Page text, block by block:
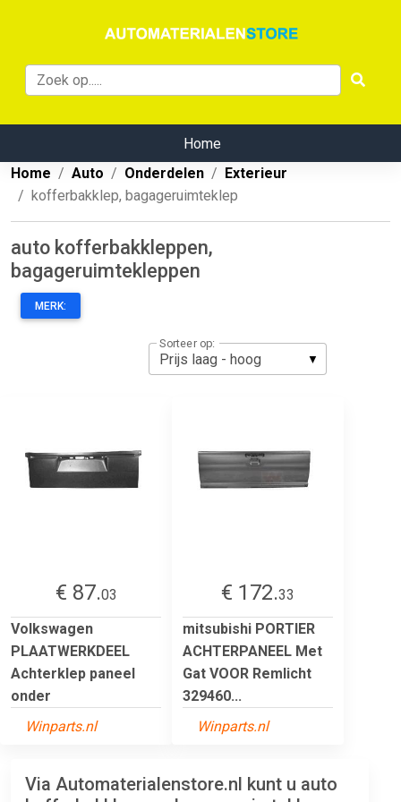
Home
Home
Auto Onderdelen
Exterieur
kofferbakklep, bagageruimteklep
auto kofferbakkleppen,
bagageruimtekleppen
MERK:
Sorteer op:
€ 87.03
Volkswagen
PLAATWERKDEEL
Achterklep paneel
onder
Winparts.nl
€ 172.33
mitsubishi PORTIER
ACHTERPANEEL Met
Gat VOOR Remlicht
329460...
Winparts.nl
Via Automaterialenstore.nl kunt u auto